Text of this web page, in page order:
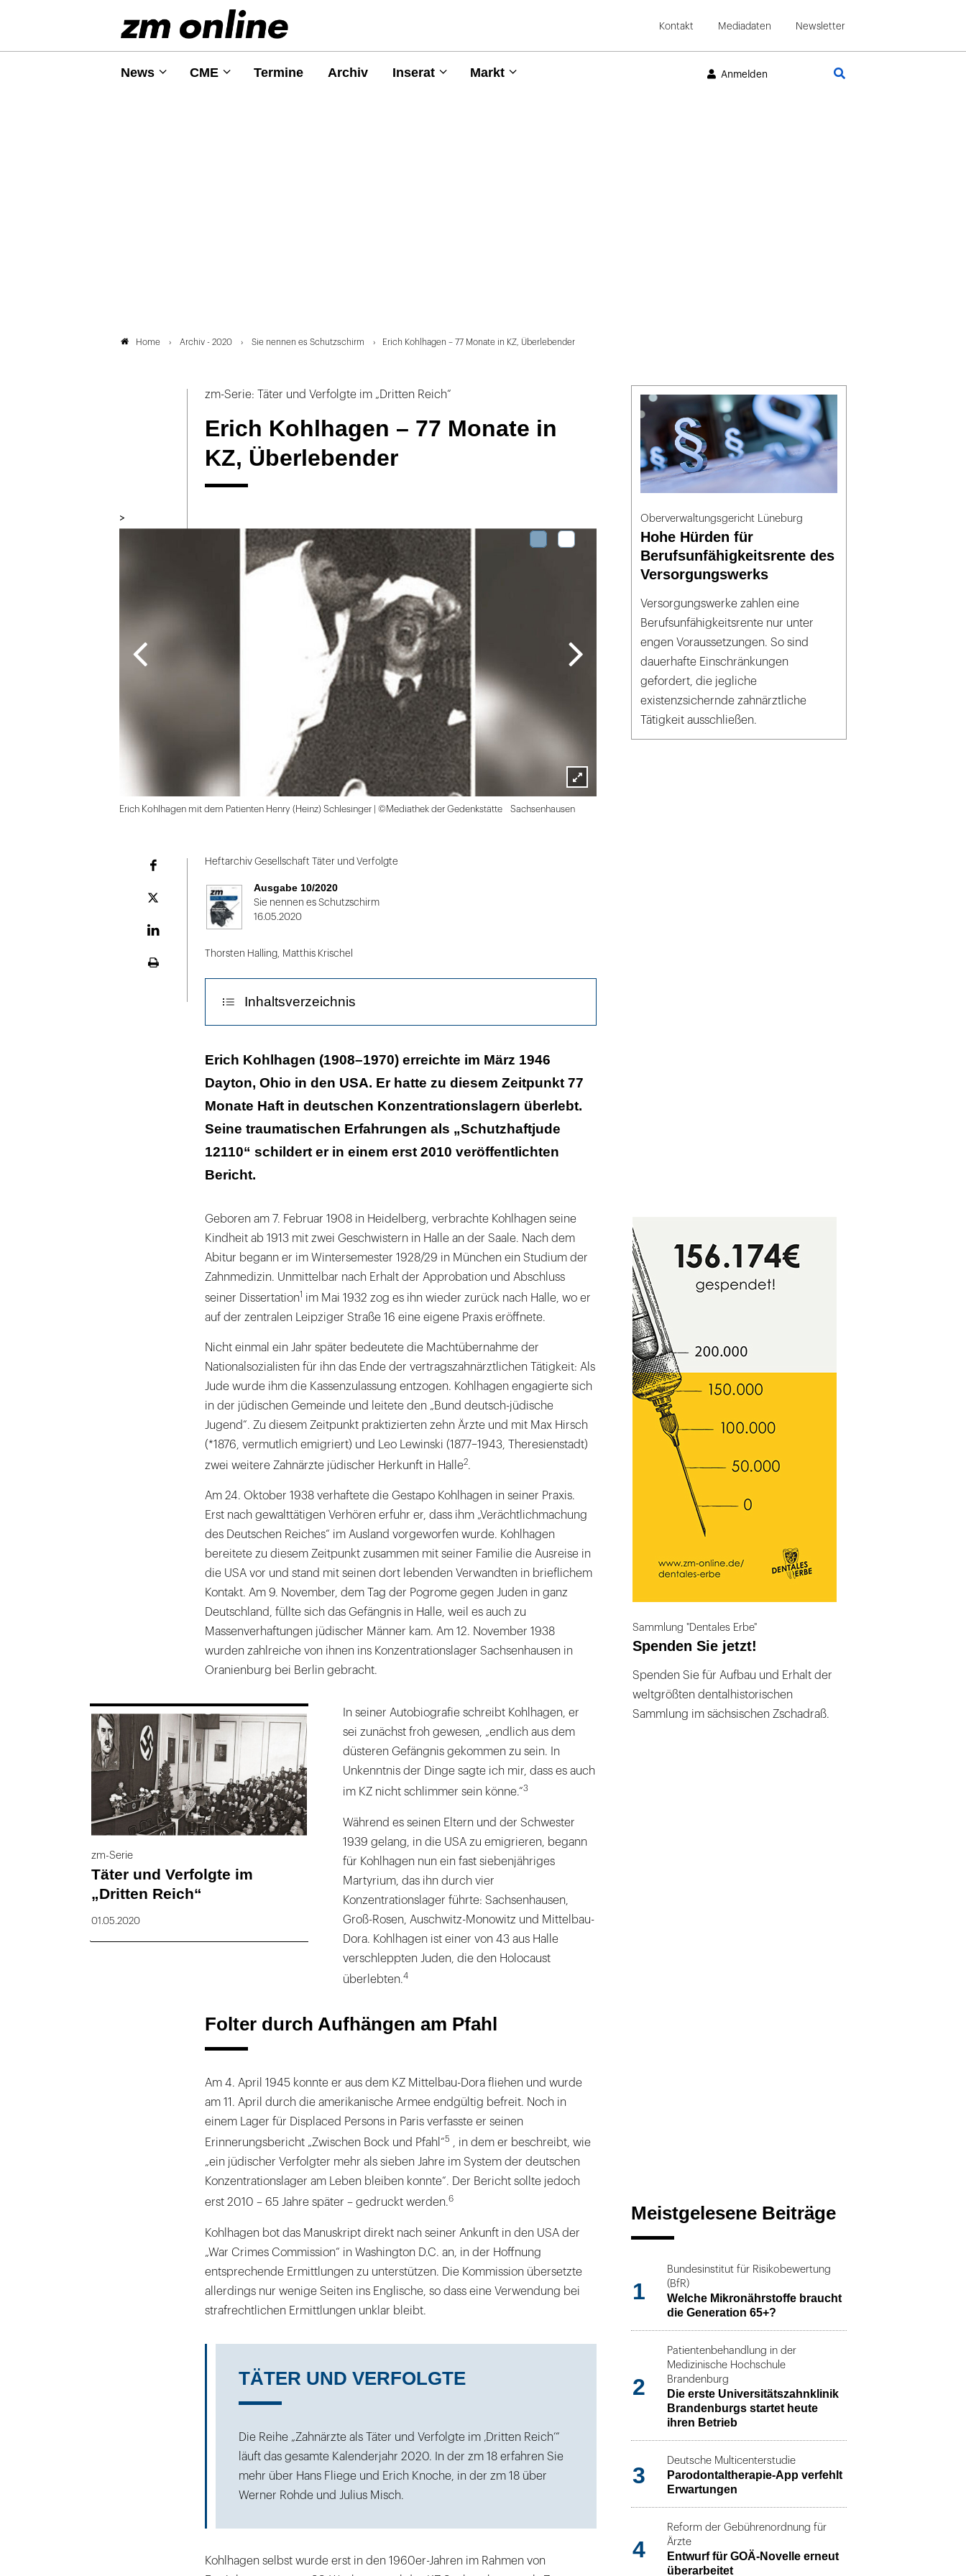
Kontakt Mediadaten Newsletter
News CME Termine Archiv Inserat Markt Anmelden
Home Archiv - 2020 Sie nennen es Schutzschirm Erich Kohlhagen – 77 Monate in KZ, Überlebender
zm-Serie: Täter und Verfolgte im „Dritten Reich“
Erich Kohlhagen – 77 Monate in
KZ, Überlebender
>
Lightbox
öffnen
Erich Kohlhagen mit dem Patienten Henry (Heinz) Schlesinger | ©Mediathek der Gedenkstätte Sachsenhausen
Plattform
Heftarchiv Gesellschaft Täter und Verfolgte
Ausgabe 10/2020
Sie nennen es Schutzschirm
16.05.2020
Thorsten Halling, Matthis Krischel
Inhaltsverzeichnis
Folter durch Aufhängen am Pfahl
Vom Lagerhasen zum Kapo
Inhaber einer Reinigung: sein 2. Leben in den USA
Erich Kohlhagen (1908–1970) erreichte im März 1946
Dayton, Ohio in den USA. Er hatte zu diesem Zeitpunkt 77
Monate Haft in deutschen Konzentrationslagern überlebt.
Seine traumatischen Erfahrungen als „Schutzhaftjude
12110“ schildert er in einem erst 2010 veröffentlichten
Bericht.
Geboren am 7. Februar 1908 in Heidelberg, verbrachte Kohlhagen seine
Kindheit ab 1913 mit zwei Geschwistern in Halle an der Saale. Nach dem
Abitur begann er im Wintersemester 1928/29 in München ein Studium der
Zahnmedizin. Unmittelbar nach Erhalt der Approbation und Abschluss
seiner Dissertation1 im Mai 1932 zog es ihn wieder zurück nach Halle, wo er
auf der zentralen Leipziger Straße 16 eine eigene Praxis eröffnete.
Nicht einmal ein Jahr später bedeutete die Machtübernahme der
Nationalsozialisten für ihn das Ende der vertragszahnärztlichen Tätigkeit: Als
Jude wurde ihm die Kassenzulassung entzogen. Kohlhagen engagierte sich
in der jüdischen Gemeinde und leitete den „Bund deutsch-jüdische
Jugend“. Zu diesem Zeitpunkt praktizierten zehn Ärzte und mit Max Hirsch
(*1876, vermutlich emigriert) und Leo Lewinski (1877–1943, Theresienstadt)
zwei weitere Zahnärzte jüdischer Herkunft in Halle2.
Am 24. Oktober 1938 verhaftete die Gestapo Kohlhagen in seiner Praxis.
Erst nach gewalttätigen Verhören erfuhr er, dass ihm „Verächtlichmachung
des Deutschen Reiches“ im Ausland vorgeworfen wurde. Kohlhagen
bereitete zu diesem Zeitpunkt zusammen mit seiner Familie die Ausreise in
die USA vor und stand mit seinen dort lebenden Verwandten in brieflichem
Kontakt. Am 9. November, dem Tag der Pogrome gegen Juden in ganz
Deutschland, füllte sich das Gefängnis in Halle, weil es auch zu
Massenverhaftungen jüdischer Männer kam. Am 12. November 1938
wurden zahlreiche von ihnen ins Konzentrationslager Sachsenhausen in
Oranienburg bei Berlin gebracht.
169
zm-Serie
Täter und Verfolgte im
„Dritten Reich“
01.05.2020
In seiner Autobiografie schreibt Kohlhagen, er
sei zunächst froh gewesen, „endlich aus dem
düsteren Gefängnis gekommen zu sein. In
Unkenntnis der Dinge sagte ich mir, dass es auch
im KZ nicht schlimmer sein könne.“3
Während es seinen Eltern und der Schwester
1939 gelang, in die USA zu emigrieren, begann
für Kohlhagen nun ein fast siebenjähriges
Martyrium, das ihn durch vier
Konzentrationslager führte: Sachsenhausen,
Groß-Rosen, Auschwitz-Monowitz und Mittelbau-
Dora. Kohlhagen ist einer von 43 aus Halle
verschleppten Juden, die den Holocaust
überlebten.4
Folter durch Aufhängen am Pfahl
Am 4. April 1945 konnte er aus dem KZ Mittelbau-Dora fliehen und wurde
am 11. April durch die amerikanische Armee endgültig befreit. Noch in
einem Lager für Displaced Persons in Paris verfasste er seinen
Erinnerungsbericht „Zwischen Bock und Pfahl“5 , in dem er beschreibt, wie
„ein jüdischer Verfolgter mehr als sieben Jahre im System der deutschen
Konzentrationslager am Leben bleiben konnte“. Der Bericht sollte jedoch
erst 2010 – 65 Jahre später – gedruckt werden.6
Kohlhagen bot das Manuskript direkt nach seiner Ankunft in den USA der
„War Crimes Commission“ in Washington D.C. an, in der Hoffnung
entsprechende Ermittlungen zu unterstützen. Die Kommission übersetzte
allerdings nur wenige Seiten ins Englische, so dass eine Verwendung bei
strafrechtlichen Ermittlungen unklar bleibt.
TÄTER UND VERFOLGTE
Die Reihe „Zahnärzte als Täter und Verfolgte im ‚Dritten Reich‘“
läuft das gesamte Kalenderjahr 2020. In der zm 18 erfahren Sie
mehr über Hans Fliege und Erich Knoche, in der zm 18 über
Werner Rohde und Julius Misch.
Kohlhagen selbst wurde erst in den 1960er-Jahren im Rahmen von
Oberverwaltungsgericht Lüneburg
Hohe Hürden für
Berufsunfähigkeitsrente des
Versorgungswerks
Versorgungswerke zahlen eine
Berufsunfähigkeitsrente nur unter
engen Voraussetzungen. So sind
dauerhafte Einschränkungen
gefordert, die jegliche
existenzsichernde zahnärztliche
Tätigkeit ausschließen.
Sammlung "Dentales Erbe"
Spenden Sie jetzt!
Spenden Sie für Aufbau und Erhalt der
weltgrößten dentalhistorischen
Sammlung im sächsischen Zschadraß.
Meistgelesene Beiträge
1
Bundesinstitut für Risikobewertung
(BfR)
Welche Mikronährstoffe braucht
die Generation 65+?
2
Patientenbehandlung in der
Medizinische Hochschule
Brandenburg
Die erste Universitätszahnklinik
Brandenburgs startet heute
ihren Betrieb
3
Deutsche Multicenterstudie
Parodontaltherapie-App verfehlt
Erwartungen
4
Reform der Gebührenordnung für
Ärzte
Entwurf für GOÄ-Novelle erneut
überarbeitet